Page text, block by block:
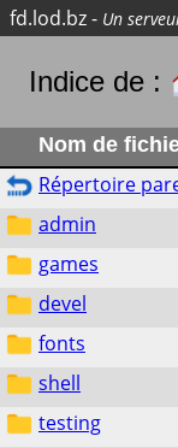
fd.lod.bz- Un
Indice de :
Nom de
Répertoire
admin
games
devel
fonts
shell
testing